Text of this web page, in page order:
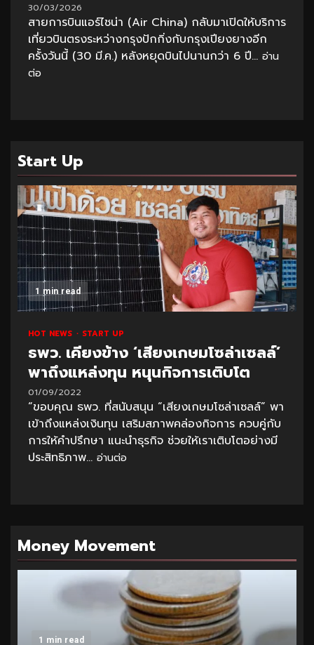
30/03/2026
สายการบินแอร์ไชน่า (Air China) กลับมาเปิดให้บริการ
เที่ยวบินตรงระหว่างกรุงปักกิ่งกับกรุงเปียงยางอีก
ครั้งวันนี้ (30 มี.ค.) หลังหยุดบินไปนานกว่า 6 ปี... อ่าน
ต่อ
Start Up
1 min read
HOT NEWS START UP
ธพว. เคียงข้าง ‘เสียงเกษมโซล่าเซลล์’
พาถึงแหล่งทุน หนุนกิจการเติบโต
01/09/2022
“ขอบคุณ ธพว. ที่สนับสนุน “เสียงเกษมโซล่าเซลล์” พา
เข้าถึงแหล่งเงินทุน เสริมสภาพคล่องกิจการ ควบคู่กับ
การให้คำปรึกษา แนะนำธุรกิจ ช่วยให้เราเติบโตอย่างมี
ประสิทธิภาพ... อ่านต่อ
Money Movement
1 min read